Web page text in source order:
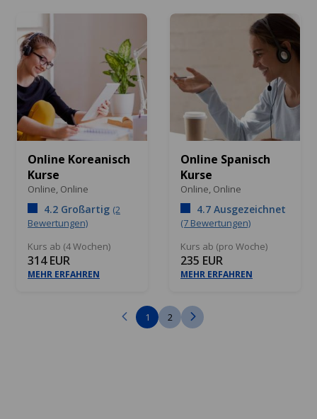
Online Koreanisch
Kurse
Online, Online
4.2 Großartig (2
Bewertungen)
Kurs ab (4 Wochen)
314 EUR
MEHR ERFAHREN
Online Spanisch
Kurse
Online, Online
4.7 Ausgezeichnet
(7 Bewertungen)
Kurs ab (pro Woche)
235 EUR
MEHR ERFAHREN
1 2